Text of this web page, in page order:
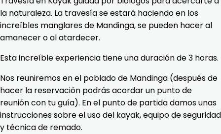
la naturaleza. La travesía se estará haciendo en los
increíbles manglares de Mandinga, se pueden hacer al
amanecer o al atardecer.
Esta increíble experiencia tiene una duración de 3 horas.
Nos reuniremos en el poblado de Mandinga (después de
hacer la reservación podrás acordar un punto de
reunión con tu guía). En el punto de partida damos unas
instrucciones sobre el uso del kayak, equipo de seguridad
y técnica de remado.